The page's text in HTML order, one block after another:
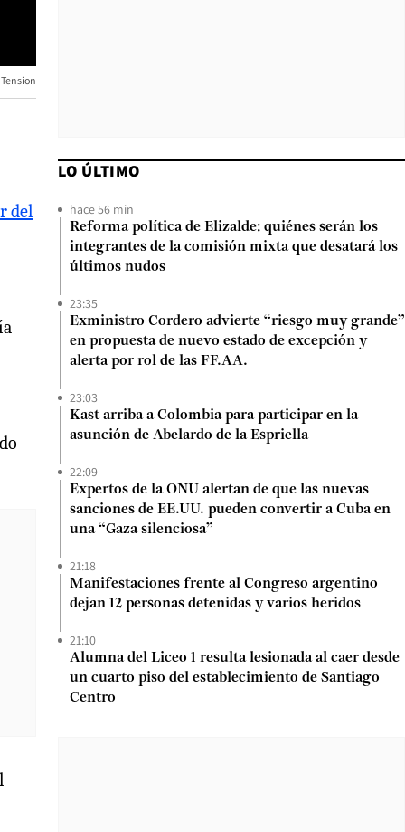
del
LO ÚLTIMO
hace 56 min
Reforma política de Elizalde: quiénes serán los
integrantes de la comisión mixta que desatará los
últimos nudos
23:35
Exministro Cordero advierte “riesgo muy grande”
en propuesta de nuevo estado de excepción y
alerta por rol de las FF.AA.
23:03
Kast arriba a Colombia para participar en la
asunción de Abelardo de la Espriella
22:09
Expertos de la ONU alertan de que las nuevas
sanciones de EE.UU. pueden convertir a Cuba en
una “Gaza silenciosa”
21:18
Manifestaciones frente al Congreso argentino
dejan 12 personas detenidas y varios heridos
21:10
Alumna del Liceo 1 resulta lesionada al caer desde
un cuarto piso del establecimiento de Santiago
Centro